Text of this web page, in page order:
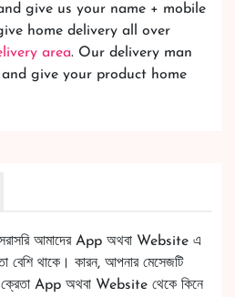
give us your name + mobile
home delivery all over
area. Our delivery man
give your product home
সরাসরি আমাদের App অথবা Website এ
বেশি থাকে। কারন, আপনার মেসেজটি
ক্রেতা App অথবা Website থেকে কিনে